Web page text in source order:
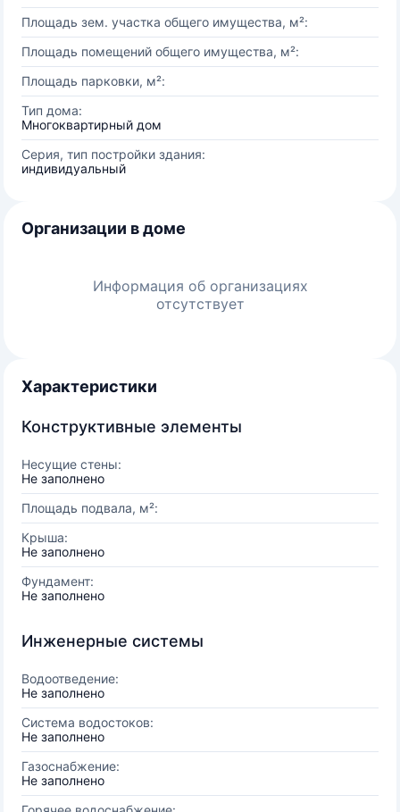
Площадь зем. участка общего имущества, м²:
Площадь помещений общего имущества, м²:
Площадь парковки, м²:
Тип дома:
Многоквартирный дом
Серия, тип постройки здания:
индивидуальный
Организации в доме
Информация об организациях
отсутствует
Характеристики
Конструктивные элементы
Несущие стены:
Не заполнено
Площадь подвала, м²:
Крыша:
Не заполнено
Фундамент:
Не заполнено
Инженерные системы
Водоотведение:
Не заполнено
Система водостоков:
Не заполнено
Газоснабжение:
Не заполнено